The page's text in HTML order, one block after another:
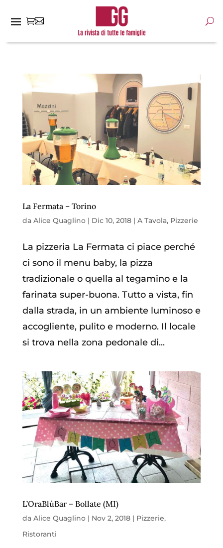
La Fermata – Torino
da Alice Quaglino| Dic 10, 2018| A Tavola, Pizzerie
La pizzeria La Fermata ci piace perché
ci sono il menu baby, la pizza
tradizionale o quella al tegamino e la
farinata super-buona. Tutto a vista, fin
dalla strada, in un ambiente luminoso e
accogliente, pulito e moderno. Il locale
si trova nella zona pedonale di...
L’OraBlùBar – Bollate (MI)
da Alice Quaglino| Nov 2, 2018| Pizzerie,
Ristoranti